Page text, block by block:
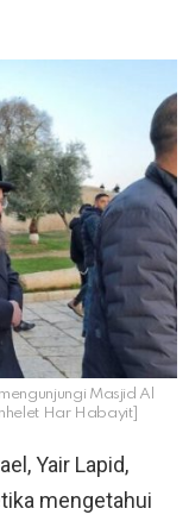
Masjid Al
Har Habayit]
Yair Lapid,
mengetahui